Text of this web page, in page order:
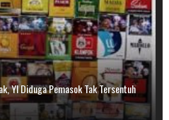
YI Diduga Pemasok Tak Tersentuh